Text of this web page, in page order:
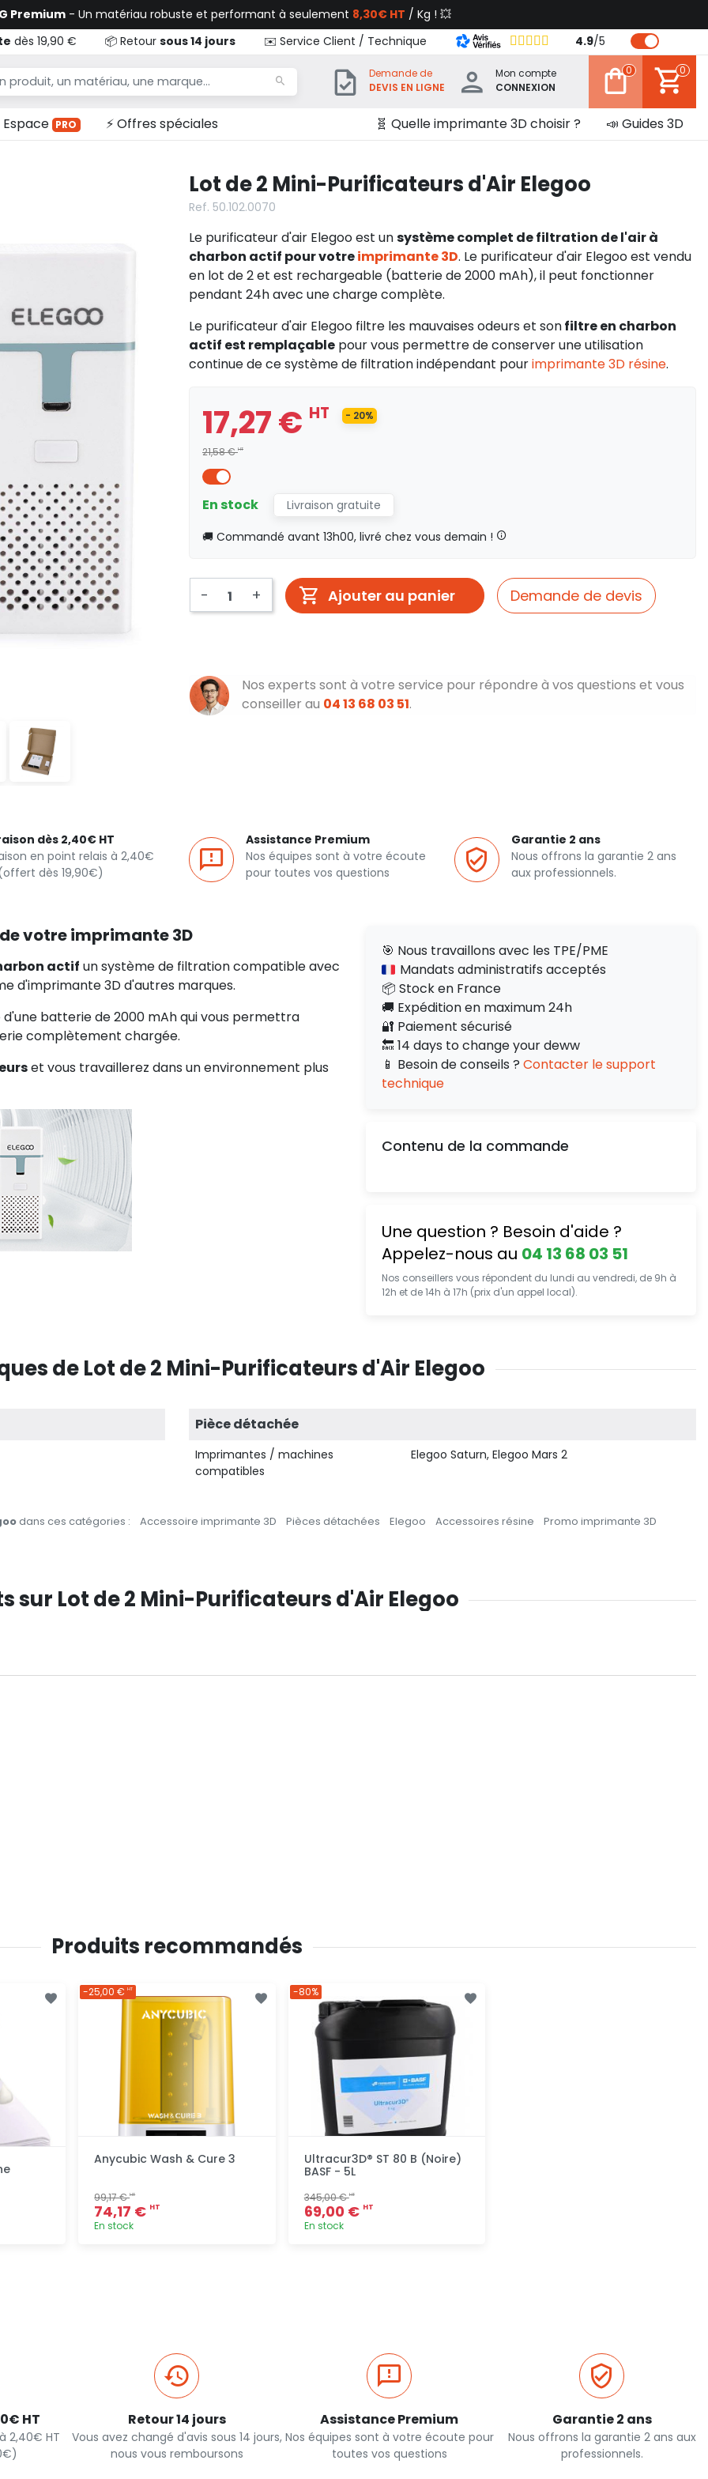
Premium - Un matériau robuste et performant à seulement 8,30€ HT / Kg ! 💥
dès 19,90 € 📦 Retour sous 14 jours ✉️ Service Client / Technique 4.9/5
Demande de
DEVIS EN LIGNE
Mon compte
CONNEXION
0 0
Espace PRO ⚡ Offres spéciales 🧬 Quelle imprimante 3D choisir ? 📣 Guides 3D
Lot de 2 Mini-Purificateurs d'Air Elegoo
Ref. 50.102.0070
Le purificateur d'air Elegoo est unsystème complet de filtration de l'air à
charbon actif pour votreimprimante 3D. Le purificateur d'air Elegoo est vendu
en lot de 2 et est rechargeable (batterie de 2000 mAh), il peut fonctionner
pendant 24h avec une charge complète.
Le purificateur d'air Elegoo filtre les mauvaises odeurs et sonfiltre en charbon
actif est remplaçable pour vous permettre de conserver une utilisation
continue de ce système de filtration indépendant pourimprimante 3D résine.
17,27 € HT
21,58 €HT
- 20%
En stock
Livraison gratuite
🚚 Commandé avant 13h00, livré chez vous demain !
- + Ajouter au panier Demande de devis
Nos experts sont à votre service pour répondre à vos questions et vous
conseiller au 04 13 68 03 51.
dès 2,40€ HT
en point relais à 2,40€
dès 19,90€)
Assistance Premium
Nos équipes sont à votre écoute
pour toutes vos questions
Garantie 2 ans
Nous offrons la garantie 2 ans
aux professionnels.
votre imprimante 3D
actif un système de filtration compatible avec
d'imprimante 3D d'autres marques.
batterie de 2000 mAh qui vous permettra
complètement chargée.
et vous travaillerez dans un environnement plus
🎯 Nous travaillons avec les TPE/PME
Mandats administratifs acceptés
📦 Stock en France
🚚 Expédition en maximum 24h
🔐 Paiement sécurisé
🔙 14 days to change your deww
📱 Besoin de conseils ? Contacter le support
technique
Contenu de la commande
Une question ? Besoin d'aide ?
Appelez-nous au 04 13 68 03 51
Nos conseillers vous répondent du lundi au vendredi, de 9h à
12h et de 14h à 17h (prix d'un appel local).
de Lot de 2 Mini-Purificateurs d'Air Elegoo
Pièce détachée
Imprimantes / machines
compatibles
Elegoo Saturn, Elegoo Mars 2
dans ces catégories : Accessoire imprimante 3D Pièces détachées Elegoo Accessoires résine Promo imprimante 3D
sur Lot de 2 Mini-Purificateurs d'Air Elegoo
Produits recommandés
Anycubic Wash & Cure 3
99,17 €HT
74,17 € HT
En stock
-25,00 €HT
Ultracur3D® ST 80 B (Noire)
BASF - 5L
345,00 €HT
69,00 € HT
En stock
-80%
HT
2,40€ HT
Retour 14 jours
Vous avez changé d'avis sous 14 jours,
nous vous remboursons
Assistance Premium
Nos équipes sont à votre écoute pour
toutes vos questions
Garantie 2 ans
Nous offrons la garantie 2 ans aux
professionnels.